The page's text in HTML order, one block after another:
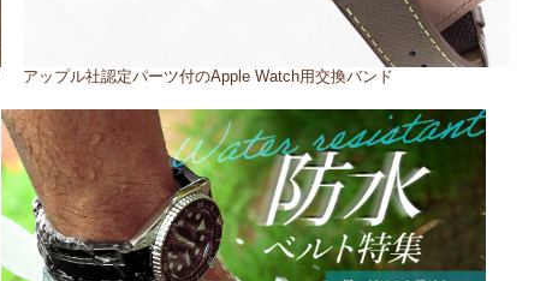
アップル社認定パーツ付のApple Watch用交換バンド